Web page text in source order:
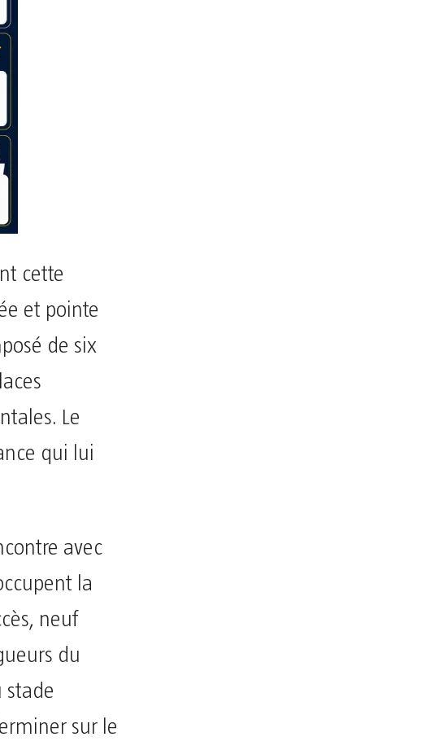
cette
et pointe
de six
Le
qui lui
avec
la
neuf
du
stade
sur le